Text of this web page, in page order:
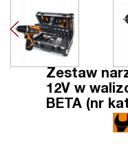
Zestaw
12V w
BETA (nr